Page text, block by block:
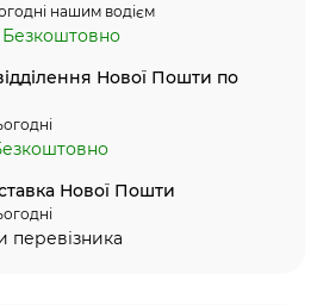
нашим водієм
Безкоштовно
Нової Пошти по
Нової Пошти
перевізника